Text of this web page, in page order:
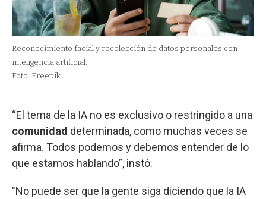
Reconocimiento facial y recolección de datos personales con
inteligencia artificial.
Foto: Freepik.
“El tema de la IA no es exclusivo o restringido a una
comunidad determinada, como muchas veces se
afirma. Todos podemos y debemos entender de lo
que estamos hablando”, instó.
"No puede ser que la gente siga diciendo que la IA